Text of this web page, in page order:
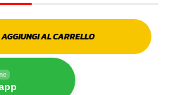
AGGIUNGI AL CARRELLO